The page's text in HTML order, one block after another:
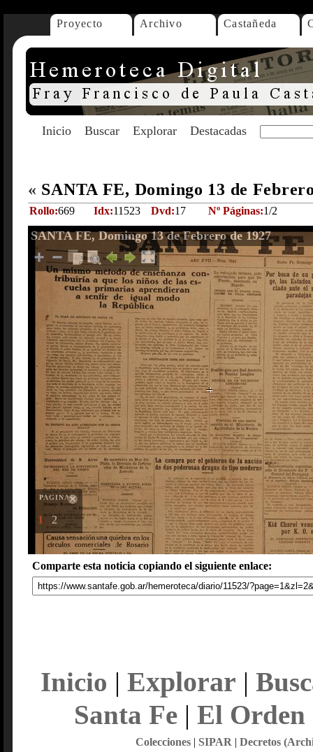
Proyecto Archivo Castañeda
Inicio Buscar Explorar Destacadas
« SANTA FE, Domingo 13 de
Rollo:669 Idx:11523 Dvd:17 Nº Páginas:1/2
SANTA FE, Domingo 13 de Febrero de 1927
PAGINAS
1 2
Comparte esta noticia copiando el siguiente enlace:
Inicio | Explorar |
Santa Fe| El Orden
Colecciones| SIPAR | Decretos